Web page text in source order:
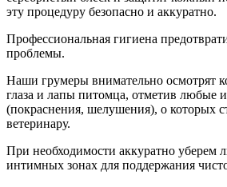
эту процедуру безопасно и аккуратно.
Профессиональная гигиена
проблемы.
Наши грумеры внимательно осмотрят
глаза и лапы питомца, отметив любые
(покраснения, шелушения), о которых
ветеринару.
При необходимости аккуратно уберем
интимных зонах для поддержания